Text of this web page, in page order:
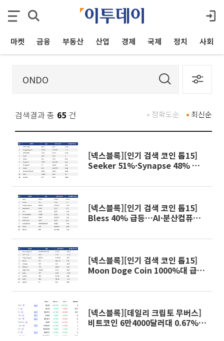
마켓 금융 부동산 산업 경제 국제 정치 사회
검색결과 총 65 건 최신순
정확도순
[넥스블록][인기 검색 코인 톱15]
Seeker 51%·Synapse 48% 급
[넥스블록][인기 검색 코인 톱15]
Bless 40% 급등…AI·분산컴퓨팅
[넥스블록][인기 검색 코인 톱15]
Moon Doge Coin 1000%대 급
[넥스블록][데일리 크립토 무버스]
비트코인 6만4000달러대 0.67%